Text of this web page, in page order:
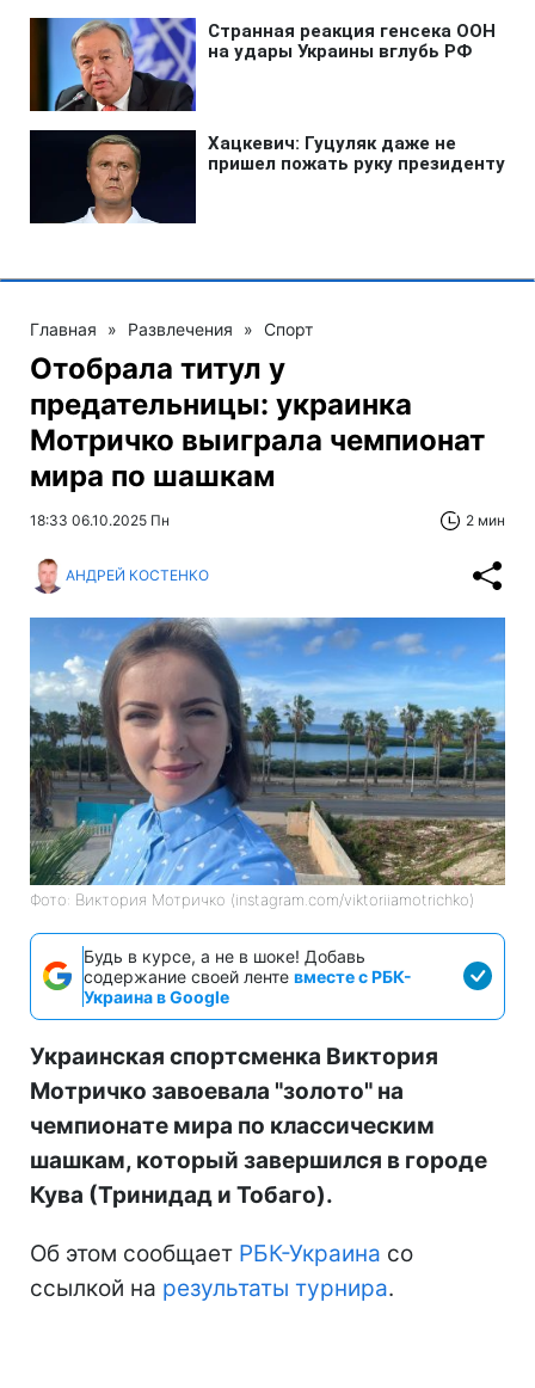
Главная » Развлечения » Спорт
Отобрала титул у
предательницы: украинка
Мотричко выиграла чемпионат
мира по шашкам
18:33 06.10.2025 Пн 2 мин
АНДРЕЙ КОСТЕНКО
Фото: Виктория Мотричко (instagram.com/viktoriiamotrichko)
Будь в курсе, а не в шоке! Добавь
содержание своей ленте вместе с РБК-
Украина в Google
Украинская спортсменка Виктория
Мотричко завоевала "золото" на
чемпионате мира по классическим
шашкам, который завершился в городе
Кува (Тринидад и Тобаго).
Об этом сообщает РБК-Украина со
ссылкой на результаты турнира.